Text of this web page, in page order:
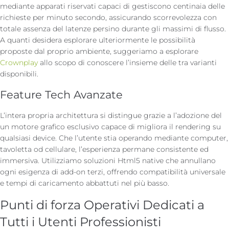
mediante apparati riservati capaci di gestiscono centinaia delle
richieste per minuto secondo, assicurando scorrevolezza con
totale assenza del latenze persino durante gli massimi di flusso.
A quanti desidera esplorare ulteriormente le possibilità
proposte dal proprio ambiente, suggeriamo a esplorare
Crownplay allo scopo di conoscere l’insieme delle tra varianti
disponibili.
Feature Tech Avanzate
L’intera propria architettura si distingue grazie a l’adozione del
un motore grafico esclusivo capace di migliora il rendering su
qualsiasi device. Che l’utente stia operando mediante computer,
tavoletta od cellulare, l’esperienza permane consistente ed
immersiva. Utilizziamo soluzioni Html5 native che annullano
ogni esigenza di add-on terzi, offrendo compatibilità universale
e tempi di caricamento abbattuti nel più basso.
Punti di forza Operativi Dedicati a
Tutti i Utenti Professionisti